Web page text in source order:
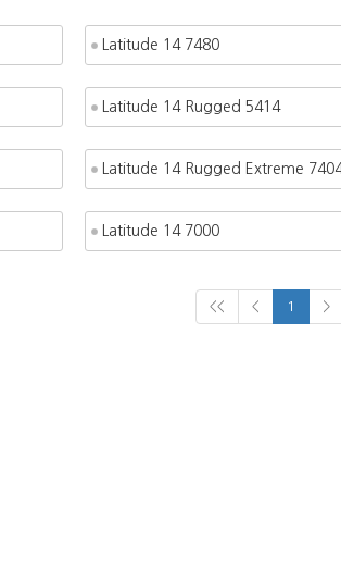
Latitude 14 7480
Latitude 14 Rugged 5414
Latitude 14 Rugged Extreme
Latitude 14 7000
<< < 1 >